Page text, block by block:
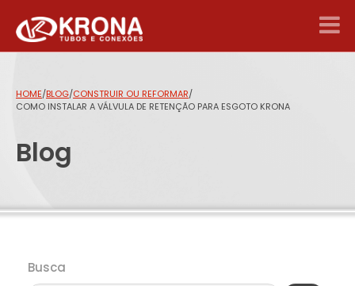
HOME/BLOG/CONSTRUIR OU REFORMAR/
COMO INSTALAR A VÁLVULA DE RETENÇÃO PARA ESGOTO KRONA
Blog
Busca